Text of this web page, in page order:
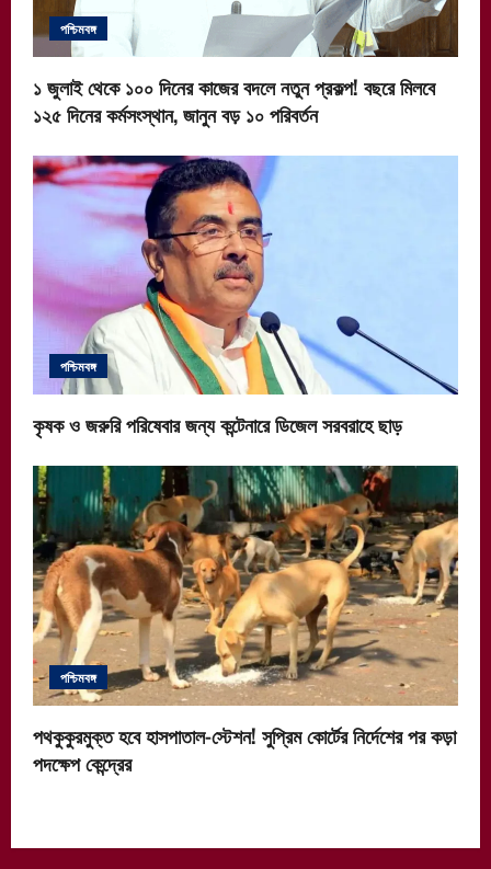
n
পশ্চিমবঙ্গ
১ জুলাই থেকে ১০০ দিনের কাজের বদলে নতুন প্রকল্প! বছরে মিলবে
১২৫ দিনের কর্মসংস্থান, জানুন বড় ১০ পরিবর্তন
পশ্চিমবঙ্গ
কৃষক ও জরুরি পরিষেবার জন্য কন্টেনারে ডিজেল সরবরাহে ছাড়
পশ্চিমবঙ্গ
পথকুকুরমুক্ত হবে হাসপাতাল-স্টেশন! সুপ্রিম কোর্টের নির্দেশের পর কড়া
পদক্ষেপ কেন্দ্রের